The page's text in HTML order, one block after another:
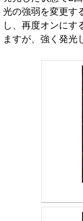
光の強弱を変更す
し、再度オンにす
ますが、強く発光